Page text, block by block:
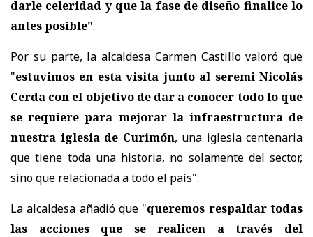
darle celeridad y que la fase de diseño finalice lo
antes posible".
Por su parte, la alcaldesa Carmen Castillo valoró que
"estuvimos en esta visita junto al seremi Nicolás
Cerda con el objetivo de dar a conocer todo lo que
se requiere para mejorar la infraestructura de
nuestra iglesia de Curimón, una iglesia centenaria
que tiene toda una historia, no solamente del sector,
sino que relacionada a todo el país".
La alcaldesa añadió que "queremos respaldar todas
las acciones que se realicen a través del